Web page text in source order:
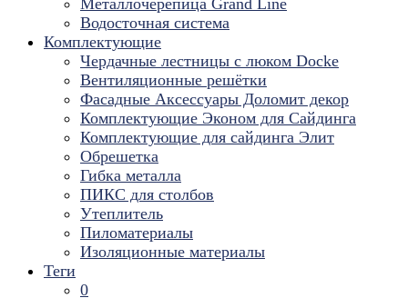
Металлочерепица Grand Line
Водосточная система
Комплектующие
Чердачные лестницы с люком Docke
Вентиляционные решётки
Фасадные Аксессуары Доломит декор
Комплектующие Эконом для Сайдинга
Комплектующие для cайдинга Элит
Обрешетка
Гибка металла
ПИКС для столбов
Утеплитель
Пиломатериалы
Изоляционные материалы
Теги
0